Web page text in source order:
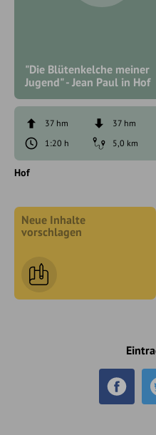
"Die Blütenkelche meiner
Jugend" - Jean Paul in Hof
37 hm
37 hm
1:20 h
5,0 km
Hof
Neue Inhalte
vorschlagen